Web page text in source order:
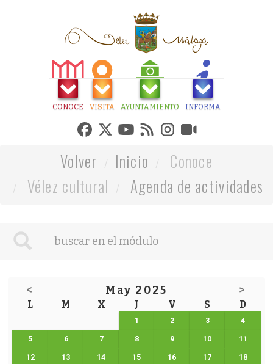
CONOCE VISITA AYUNTAMIENTO INFORMA
Volver Inicio
Conoce
Vélez cultural
Agenda de actividades
< May 2025 >
L M X J V S D
1 2 3 4
5 6 7 8 9 10 11
12 13 14 15 16 17 18